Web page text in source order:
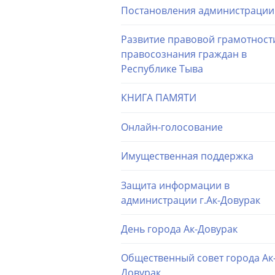
Постановления администрации
Развитие правовой
правосознания граждан в
Республике Тыва
КНИГА ПАМЯТИ
Онлайн-голосование
Имущественная поддержка
Защита информации в
администрации г.Ак-Довурак
День города Ак-Довурак
Общественный совет города